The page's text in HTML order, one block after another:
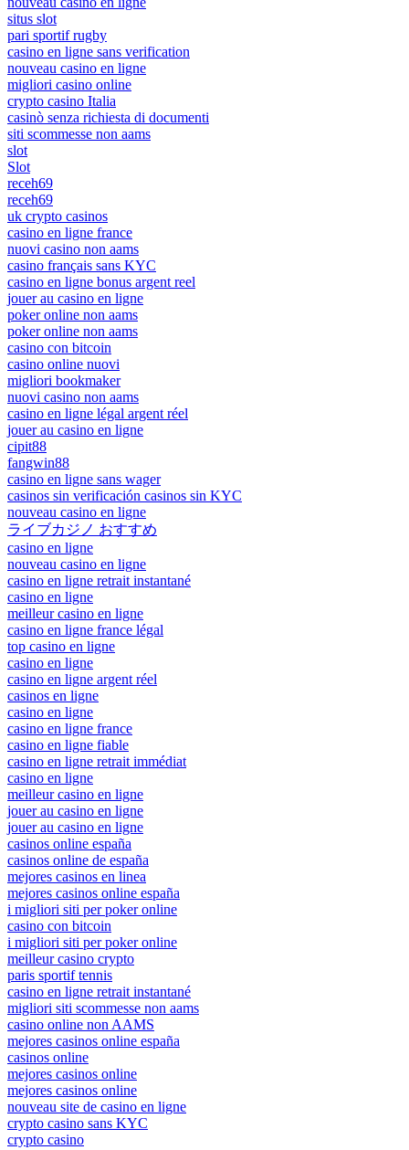
situs slot
pari sportif rugby
casino en ligne sans verification
nouveau casino en ligne
migliori casino online
crypto casino Italia
casinò senza richiesta di documenti
siti scommesse non aams
slot
Slot
receh69
receh69
uk crypto casinos
casino en ligne france
nuovi casino non aams
casino français sans KYC
casino en ligne bonus argent reel
jouer au casino en ligne
poker online non aams
poker online non aams
casino con bitcoin
casino online nuovi
migliori bookmaker
nuovi casino non aams
casino en ligne légal argent réel
jouer au casino en ligne
cipit88
fangwin88
casino en ligne sans wager
casinos sin verificación casinos sin KYC
nouveau casino en ligne
ライブカジノ おすすめ
casino en ligne
nouveau casino en ligne
casino en ligne retrait instantané
casino en ligne
meilleur casino en ligne
casino en ligne france légal
top casino en ligne
casino en ligne
casino en ligne argent réel
casinos en ligne
casino en ligne
casino en ligne france
casino en ligne fiable
casino en ligne retrait immédiat
casino en ligne
meilleur casino en ligne
jouer au casino en ligne
jouer au casino en ligne
casinos online españa
casinos online de españa
mejores casinos en linea
mejores casinos online españa
i migliori siti per poker online
casino con bitcoin
i migliori siti per poker online
meilleur casino crypto
paris sportif tennis
casino en ligne retrait instantané
migliori siti scommesse non aams
casino online non AAMS
mejores casinos online españa
casinos online
mejores casinos online
mejores casinos online
nouveau site de casino en ligne
crypto casino sans KYC
crypto casino